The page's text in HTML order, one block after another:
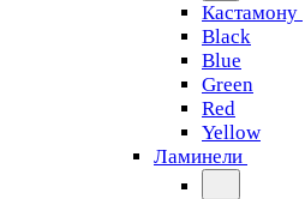
Кастамону
Black
Blue
Green
Red
Yellow
Ламинели